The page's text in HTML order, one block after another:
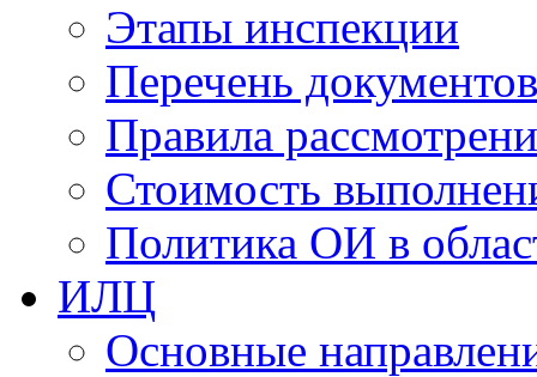
Этапы инспекции
Перечень документов
Правила
Стоимость
Политика ОИ в
ИЛЦ
Основные